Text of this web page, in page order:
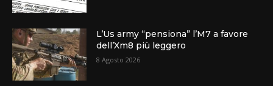
L’Us army “pensiona” l’M7 a favore
dell’Xm8 più leggero
8 Agosto 2026